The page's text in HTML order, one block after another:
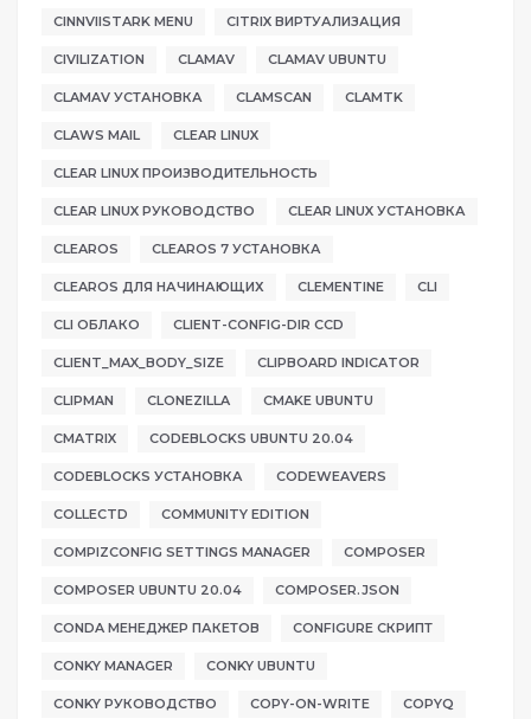
CINNVIISTARK MENU CITRIX ВИРТУАЛИЗАЦИЯ
CIVILIZATION CLAMAV CLAMAV UBUNTU
CLAMAV УСТАНОВКА CLAMSCAN CLAMTK
CLAWS MAIL CLEAR LINUX
CLEAR LINUX ПРОИЗВОДИТЕЛЬНОСТЬ
CLEAR LINUX РУКОВОДСТВО CLEAR LINUX УСТАНОВКА
CLEAROS CLEAROS 7 УСТАНОВКА
CLEAROS ДЛЯ НАЧИНАЮЩИХ CLEMENTINE CLI
CLI ОБЛАКО CLIENT-CONFIG-DIR CCD
CLIENT_MAX_BODY_SIZE CLIPBOARD INDICATOR
CLIPMAN CLONEZILLA CMAKE UBUNTU
CMATRIX CODEBLOCKS UBUNTU 20.04
CODEBLOCKS УСТАНОВКА CODEWEAVERS
COLLECTD COMMUNITY EDITION
COMPIZCONFIG SETTINGS MANAGER COMPOSER
COMPOSER UBUNTU 20.04 COMPOSER.JSON
CONDA МЕНЕДЖЕР ПАКЕТОВ CONFIGURE СКРИПТ
CONKY MANAGER CONKY UBUNTU
CONKY РУКОВОДСТВО COPY-ON-WRITE COPYQ